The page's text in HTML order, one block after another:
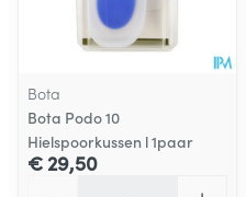
Bota
Bota Podo 10
Hielspoorkussen l 1paar
€ 29,50